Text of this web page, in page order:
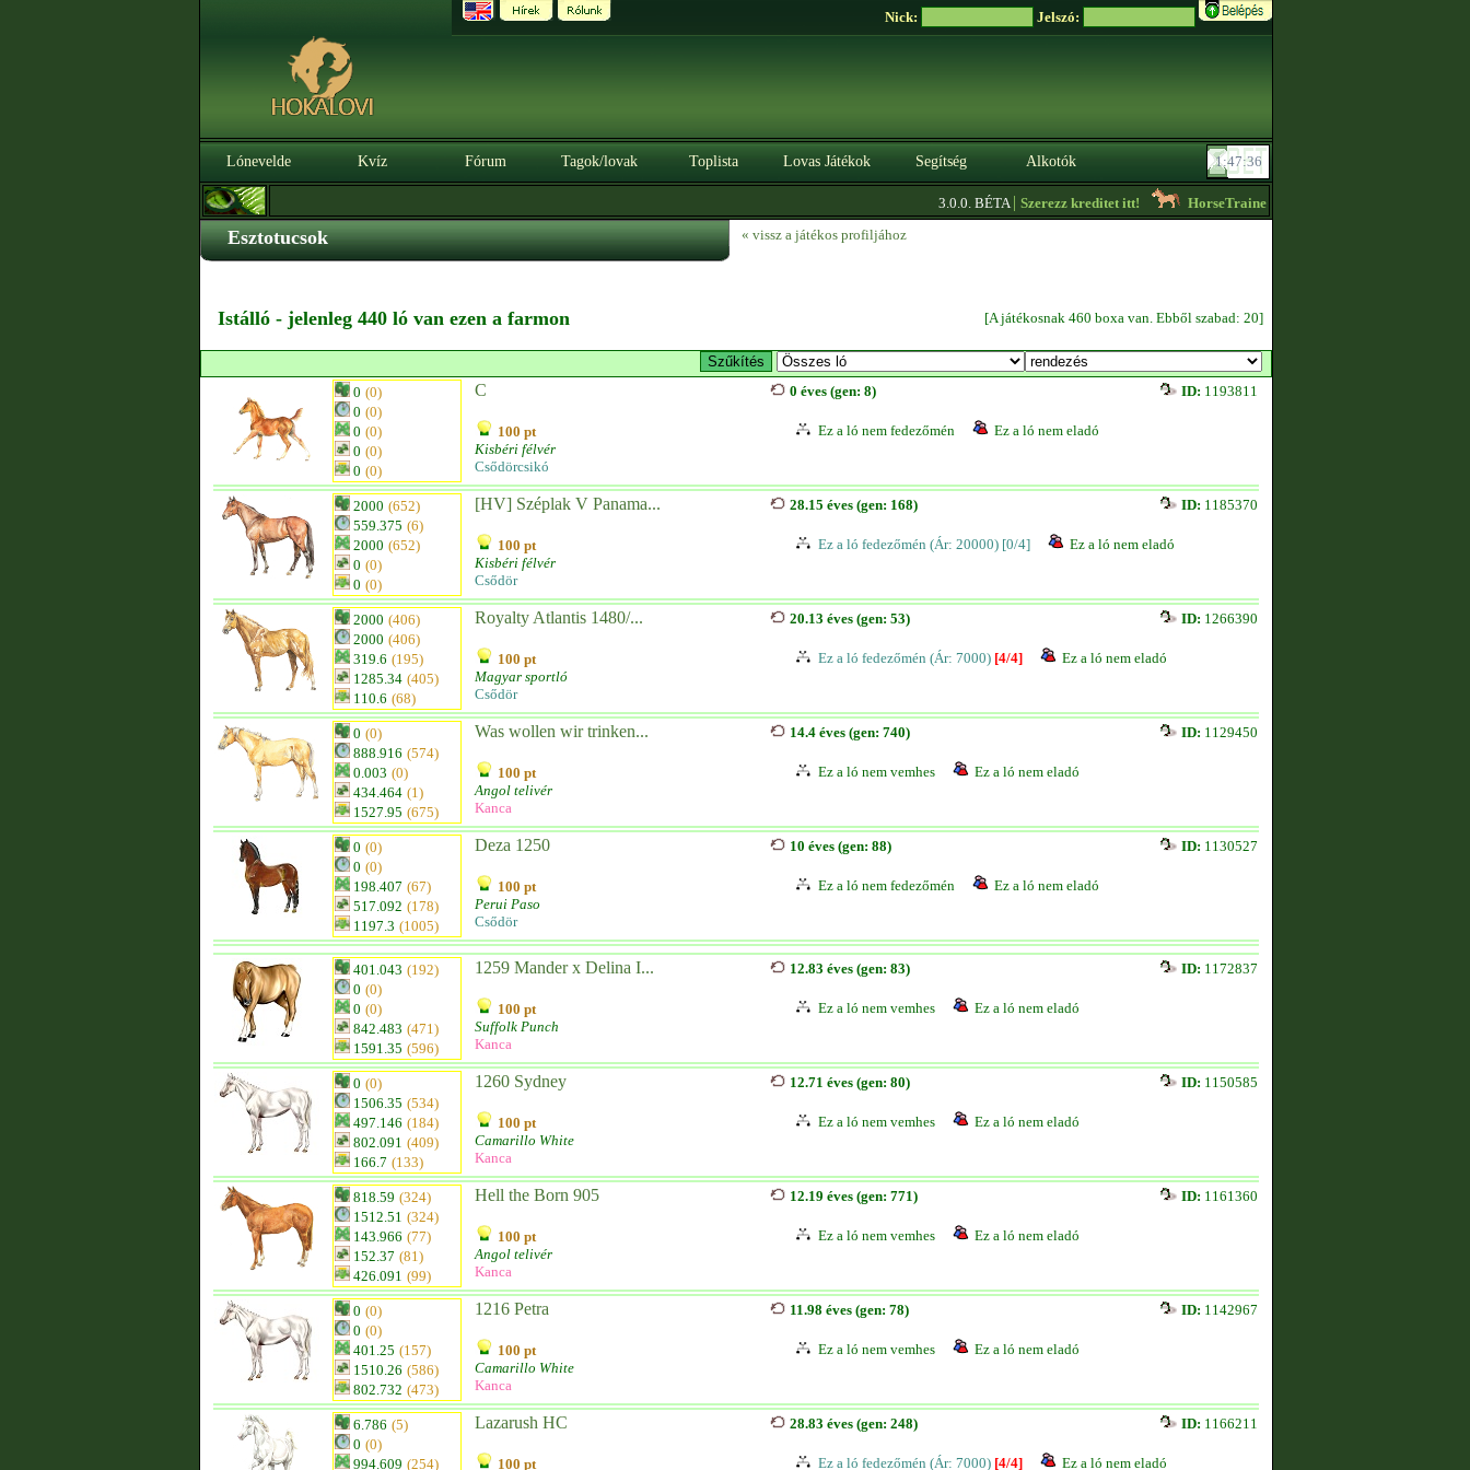
Nick: Jelszó:
Lónevelde Kvíz Fórum Tagok/lovak Toplista Lovas Játékok Segítség Alkotók
3.0.0. BÉTA|Szerezz kreditet itt! HorseTrainer6- Holsteini 5000 összpontos
Esztotucsok « vissz a játékos profiljához
Istálló - jelenleg 440 ló van ezen a farmon [A játékosnak 460 boxa van. Ebből szabad: 20]
0 (0)
0 (0)
0 (0)
0 (0)
0 (0)
C
100 pt
Kisbéri félvér
Csődörcsikó
0 éves (gen: 8) ID: 1193811
Ez a ló nem fedezőmén Ez a ló nem eladó
2000 (652)
559.375 (6)
2000 (652)
0 (0)
0 (0)
[HV] Széplak V Panama...
100 pt
Kisbéri félvér
Csődör
28.15 éves (gen: 168) ID: 1185370
Ez a ló fedezőmén (Ár: 20000) [0/4] Ez a ló nem eladó
2000 (406)
2000 (406)
319.6 (195)
1285.34 (405)
110.6 (68)
Royalty Atlantis 1480/...
100 pt
Magyar sportló
Csődör
20.13 éves (gen: 53) ID: 1266390
Ez a ló fedezőmén (Ár: 7000) [4/4] Ez a ló nem eladó
0 (0)
888.916 (574)
0.003 (0)
434.464 (1)
1527.95 (675)
Was wollen wir trinken...
100 pt
Angol telivér
Kanca
14.4 éves (gen: 740) ID: 1129450
Ez a ló nem vemhes Ez a ló nem eladó
0 (0)
0 (0)
198.407 (67)
517.092 (178)
1197.3 (1005)
Deza 1250
100 pt
Perui Paso
Csődör
10 éves (gen: 88) ID: 1130527
Ez a ló nem fedezőmén Ez a ló nem eladó
401.043 (192)
0 (0)
0 (0)
842.483 (471)
1591.35 (596)
1259 Mander x Delina I...
100 pt
Suffolk Punch
Kanca
12.83 éves (gen: 83) ID: 1172837
Ez a ló nem vemhes Ez a ló nem eladó
0 (0)
1506.35 (534)
497.146 (184)
802.091 (409)
166.7 (133)
1260 Sydney
100 pt
Camarillo White
Kanca
12.71 éves (gen: 80) ID: 1150585
Ez a ló nem vemhes Ez a ló nem eladó
818.59 (324)
1512.51 (324)
143.966 (77)
152.37 (81)
426.091 (99)
Hell the Born 905
100 pt
Angol telivér
Kanca
12.19 éves (gen: 771) ID: 1161360
Ez a ló nem vemhes Ez a ló nem eladó
0 (0)
0 (0)
401.25 (157)
1510.26 (586)
802.732 (473)
1216 Petra
100 pt
Camarillo White
Kanca
11.98 éves (gen: 78) ID: 1142967
Ez a ló nem vemhes Ez a ló nem eladó
6.786 (5)
0 (0)
994.609 (254)
Lazarush HC
100 pt
28.83 éves (gen: 248) ID: 1166211
Ez a ló fedezőmén (Ár: 7000) [4/4] Ez a ló nem eladó